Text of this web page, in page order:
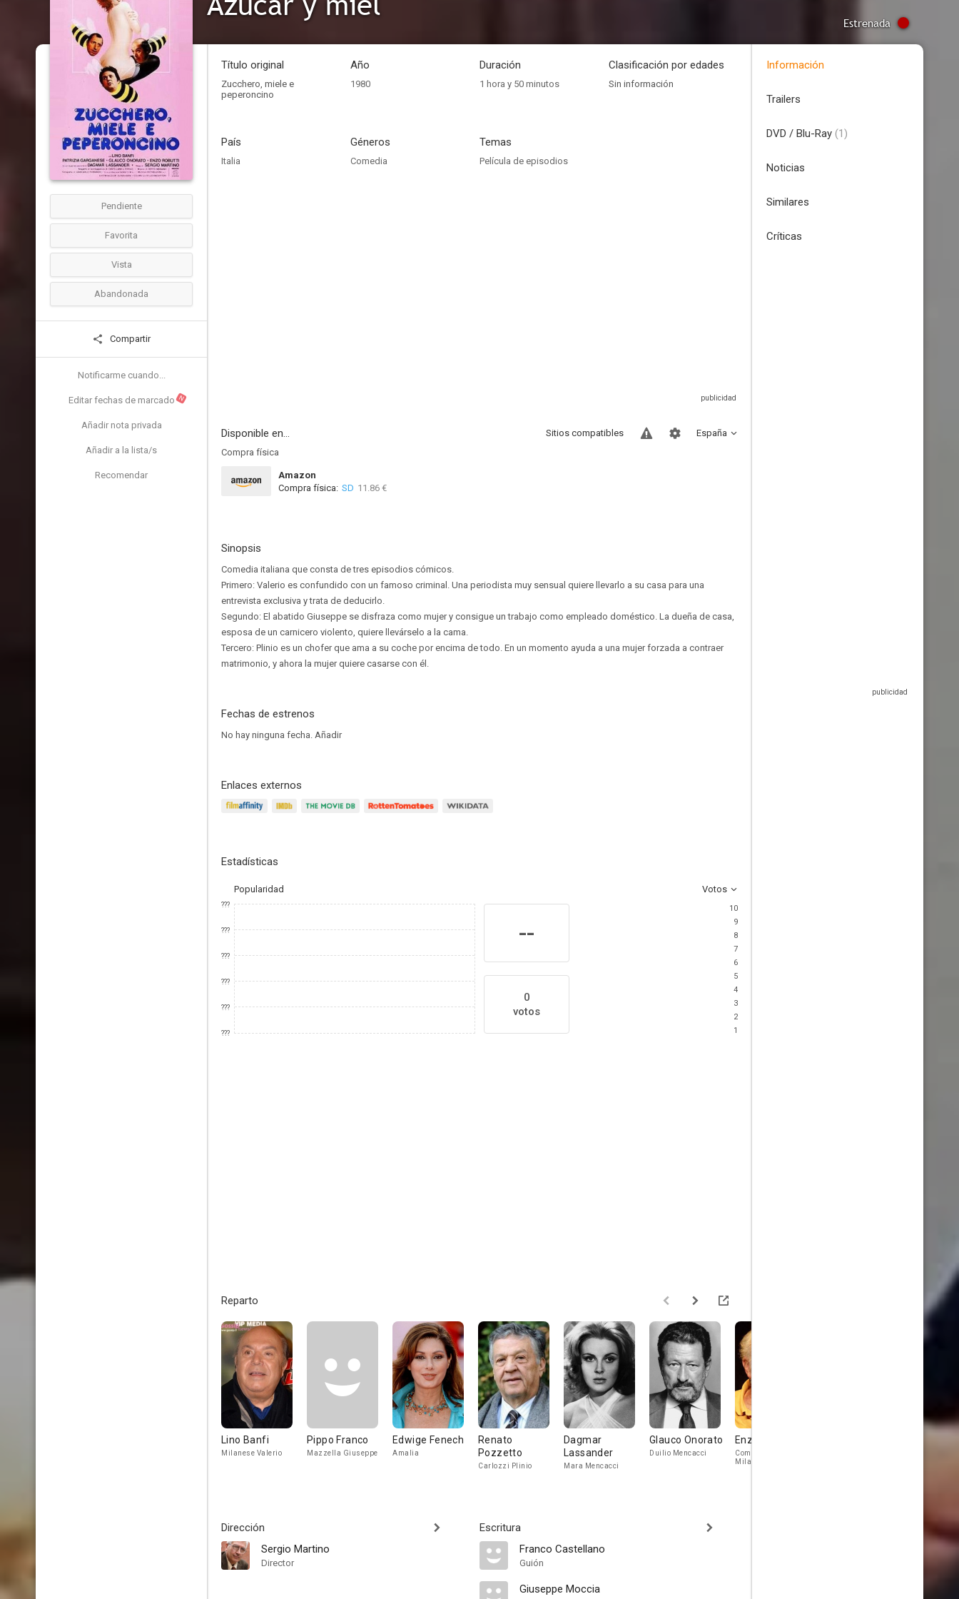
Estrenada
Pendiente
Favorita
Vista
Abandonada
Compartir
Notificarme cuando...
Editar fechas de marcado N
Añadir nota privada
Añadir a la lista/s
Recomendar
Título original
Zucchero, miele e
peperoncino
Año
1980
Duración
1 hora y 50 minutos
Clasificación por edades
Sin información
País
Italia
Géneros
Comedia
Temas
Película de episodios
Disponible en... España
Sitios compatibles
Compra física
Amazon
Compra física: SD 11.86 €
Sinopsis
Comedia italiana que consta de tres episodios cómicos.
Primero: Valerio es confundido con un famoso criminal. Una periodista muy sensual quiere llevarlo a su casa para una
entrevista exclusiva y trata de deducirlo.
Segundo: El abatido Giuseppe se disfraza como mujer y consigue un trabajo como empleado doméstico. La dueña de casa,
esposa de un carnicero violento, quiere llevárselo a la cama.
Tercero: Plinio es un chofer que ama a su coche por encima de todo. En un momento ayuda a una mujer forzada a contraer
matrimonio, y ahora la mujer quiere casarse con él.
Fechas de estrenos
No hay ninguna fecha. Añadir
Enlaces externos
Estadísticas
Popularidad Votos
???
???
???
???
???
???
--
0
votos
10
9
8
7
6
5
4
3
2
1
Reparto
Lino Banfi
Milanese Valerio
Pippo Franco
Mazzella Giuseppe
Edwige Fenech
Amalia
Renato
Pozzetto
Carlozzi Plinio
Dagmar
Lassander
Mara Mencacci
Glauco Onorato
Duilio Mencacci
Enzo Robutti
Commissario
Milanese
Dirección
Sergio Martino
Director
Escritura
Franco Castellano
Guión
Giuseppe Moccia
Información
Trailers
DVD / Blu-Ray (1)
Noticias
Similares
Críticas